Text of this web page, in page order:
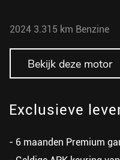
2024 3.315 km Benzine
Bekijk deze motor
Exclusieve
- 6 maanden Premium